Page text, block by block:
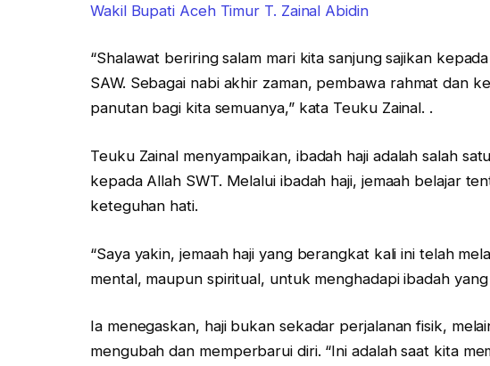
Wakil Bupati Aceh Timur T. Zainal Abidin
“Shalawat beriring salam mari kita sanjung sajikan
SAW. Sebagai nabi akhir zaman, pembawa rahmat dan
panutan bagi kita semuanya,” kata Teuku Zainal. .
Teuku Zainal menyampaikan, ibadah haji adalah salah
kepada Allah SWT. Melalui ibadah haji, jemaah belajar
keteguhan hati.
“Saya yakin, jemaah haji yang berangkat kali ini telah
mental, maupun spiritual, untuk menghadapi ibadah yang
Ia menegaskan, haji bukan sekadar perjalanan fisik,
mengubah dan memperbarui diri. “Ini adalah saat kita